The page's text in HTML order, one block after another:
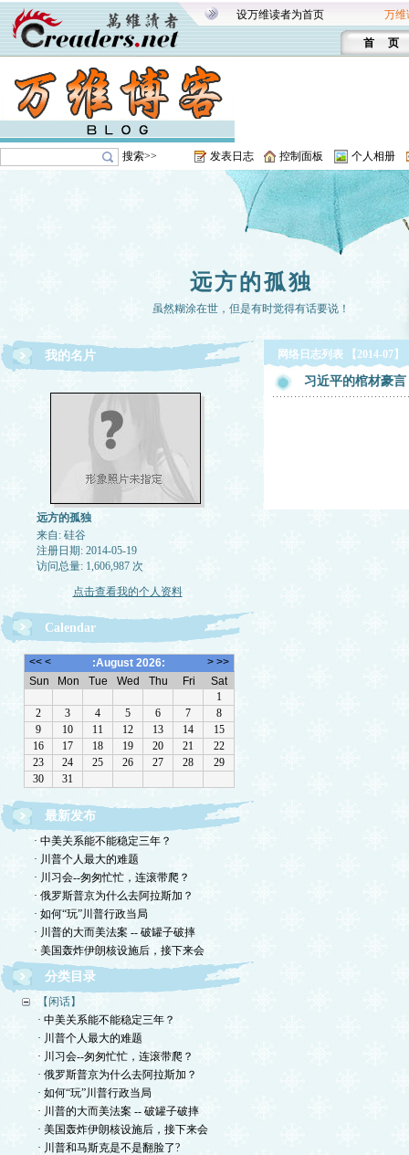
设万维读者为首页 万维
首 页
搜索>> 发表日志 控制面板 个人相册
远方的孤独
虽然糊涂在世，但是有时觉得有话要说！
我的名片
远方的孤独
来自: 硅谷
注册日期: 2014-05-19
访问总量: 1,606,987 次
点击查看我的个人资料
Calendar
最新发布
· 中美关系能不能稳定三年？
· 川普个人最大的难题
· 川习会--匆匆忙忙，连滚带爬？
· 俄罗斯普京为什么去阿拉斯加？
· 如何“玩”川普行政当局
· 川普的大而美法案 -- 破罐子破摔
· 美国轰炸伊朗核设施后，接下来会
分类目录
【闲话】
· 中美关系能不能稳定三年？
· 川普个人最大的难题
· 川习会--匆匆忙忙，连滚带爬？
· 俄罗斯普京为什么去阿拉斯加？
· 如何“玩”川普行政当局
· 川普的大而美法案 -- 破罐子破摔
· 美国轰炸伊朗核设施后，接下来会
· 川普和马斯克是不是翻脸了?
网络日志列表 【2014-07】
习近平的棺材豪言